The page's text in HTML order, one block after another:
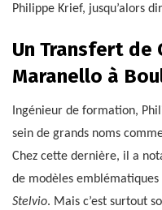
Philippe Krief, jusqu’alors
Un Transfert de
Maranello à
Ingénieur de formation,
sein de grands noms
Chez cette dernière, il a
de modèles
Stelvio. Mais c’est surtout